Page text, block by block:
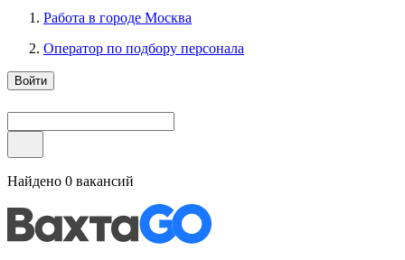
Работа в городе Москва
Оператор по подбору персонала
Войти
Найдено 0 вакансий